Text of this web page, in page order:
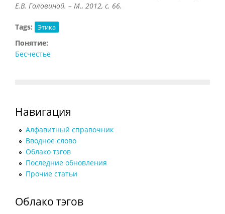
Е.В. Головиной. – М., 2012, с. 66.
Tags: Этика
Понятие:
Бесчестье
Навигация
Алфавитный справочник
Вводное слово
Облако тэгов
Последние обновления
Прочие статьи
Облако тэгов